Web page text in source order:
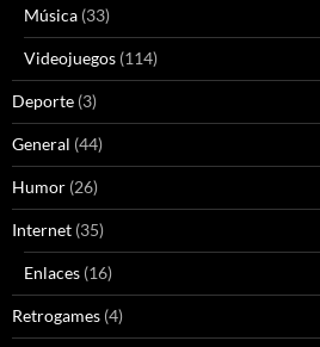
Música (33)
Videojuegos (114)
Deporte (3)
General (44)
Humor (26)
Internet (35)
Enlaces (16)
Retrogames (4)